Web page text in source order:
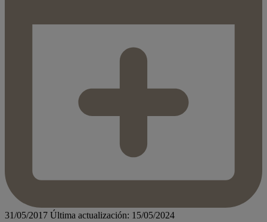
31/05/2017 Última actualización: 15/05/2024